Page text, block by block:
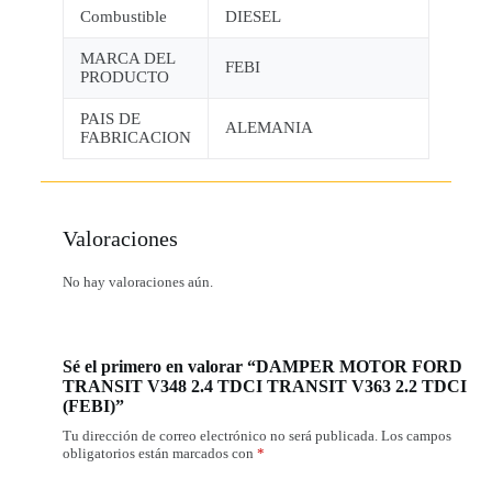
Combustible DIESEL
MARCA DEL
PRODUCTO
FEBI
PAIS DE
FABRICACION
ALEMANIA
Valoraciones
No hay valoraciones aún.
Sé el primero en valorar “DAMPER MOTOR FORD
TRANSIT V348 2.4 TDCI TRANSIT V363 2.2 TDCI
(FEBI)”
Tu dirección de correo electrónico no será publicada. Los campos
obligatorios están marcados con *